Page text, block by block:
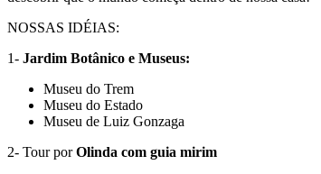
NOSSAS IDÉIAS:
1- Jardim Botânico e Museus:
Museu do Trem
Museu do Estado
Museu de Luiz Gonzaga
2- Tour porOlinda com guia mirim